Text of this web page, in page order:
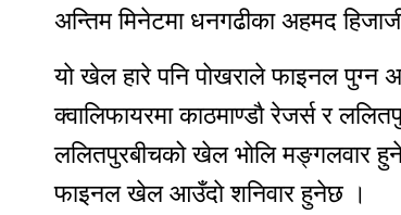
अन्तिम मिनेटमा धनगढीका अहमद
याे खेल हारे पनि पाेखराले फाइनल पुग्न
क्वालिफायरमा काठमाण्डाै रेजर्स र
ललितपुरबीचको खेल भाेलि मङ्गलवार
फाइनल खेल आउँदाे शनिवार हुनेछ ।